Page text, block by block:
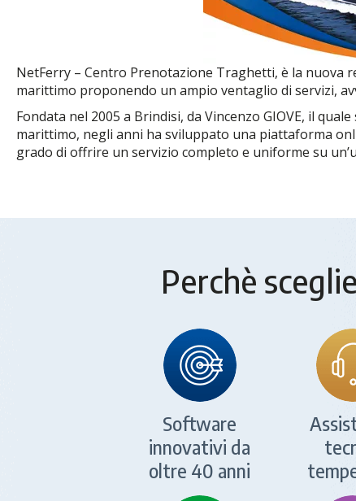
NetFerry – Centro Prenotazione Traghetti, è la nuova
marittimo proponendo un ampio ventaglio di servizi,
Fondata nel 2005 a Brindisi, da Vincenzo GIOVE, il
marittimo, negli anni ha sviluppato una piattaforma
grado di offrire un servizio completo e uniforme su
Perchè
Software
innovativi da
oltre 40 anni